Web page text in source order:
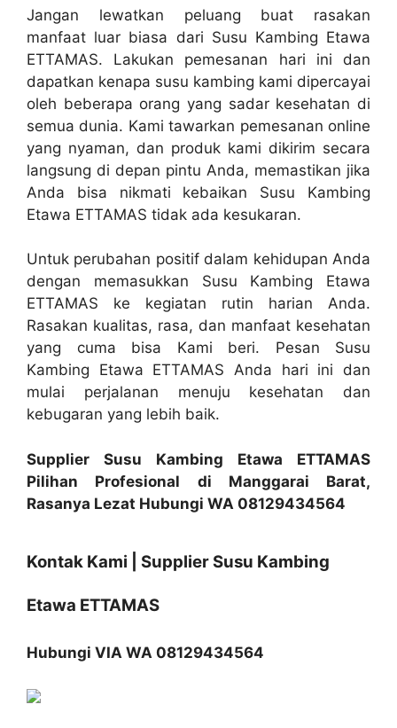
Jangan lewatkan peluang buat rasakan
manfaat luar biasa dari Susu Kambing Etawa
ETTAMAS. Lakukan pemesanan hari ini dan
dapatkan kenapa susu kambing kami dipercayai
oleh beberapa orang yang sadar kesehatan di
semua dunia. Kami tawarkan pemesanan online
yang nyaman, dan produk kami dikirim secara
langsung di depan pintu Anda, memastikan jika
Anda bisa nikmati kebaikan Susu Kambing
Etawa ETTAMAS tidak ada kesukaran.
Untuk perubahan positif dalam kehidupan Anda
dengan memasukkan Susu Kambing Etawa
ETTAMAS ke kegiatan rutin harian Anda.
Rasakan kualitas, rasa, dan manfaat kesehatan
yang cuma bisa Kami beri. Pesan Susu
Kambing Etawa ETTAMAS Anda hari ini dan
mulai perjalanan menuju kesehatan dan
kebugaran yang lebih baik.
Supplier Susu Kambing Etawa ETTAMAS
Pilihan Profesional di Manggarai Barat,
Rasanya Lezat Hubungi WA 08129434564
Kontak Kami | Supplier Susu Kambing
Etawa ETTAMAS
Hubungi VIA WA 08129434564